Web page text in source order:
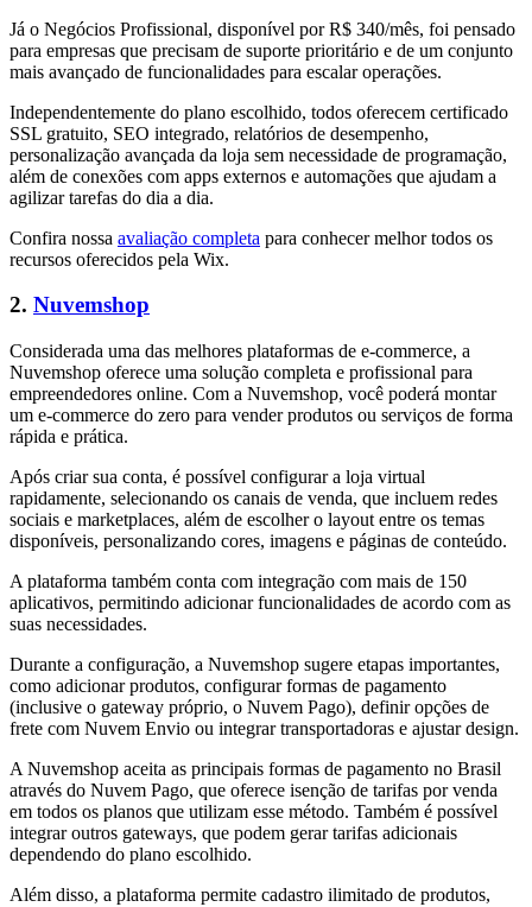
Já o Negócios Profissional, disponível por R$ 340/mês, foi pensado
para empresas que precisam de suporte prioritário e de um conjunto
mais avançado de funcionalidades para escalar operações.
Independentemente do plano escolhido, todos oferecem certificado
SSL gratuito, SEO integrado, relatórios de desempenho,
personalização avançada da loja sem necessidade de programação,
além de conexões com apps externos e automações que ajudam a
agilizar tarefas do dia a dia.
Confira nossa avaliação completa para conhecer melhor todos os
recursos oferecidos pela Wix.
2. Nuvemshop
Considerada uma das melhores plataformas de e-commerce, a
Nuvemshop oferece uma solução completa e profissional para
empreendedores online. Com a Nuvemshop, você poderá montar
um e-commerce do zero para vender produtos ou serviços de forma
rápida e prática.
Após criar sua conta, é possível configurar a loja virtual
rapidamente, selecionando os canais de venda, que incluem redes
sociais e marketplaces, além de escolher o layout entre os temas
disponíveis, personalizando cores, imagens e páginas de conteúdo.
A plataforma também conta com integração com mais de 150
aplicativos, permitindo adicionar funcionalidades de acordo com as
suas necessidades.
Durante a configuração, a Nuvemshop sugere etapas importantes,
como adicionar produtos, configurar formas de pagamento
(inclusive o gateway próprio, o Nuvem Pago), definir opções de
frete com Nuvem Envio ou integrar transportadoras e ajustar design.
A Nuvemshop aceita as principais formas de pagamento no Brasil
através do Nuvem Pago, que oferece isenção de tarifas por venda
em todos os planos que utilizam esse método. Também é possível
integrar outros gateways, que podem gerar tarifas adicionais
dependendo do plano escolhido.
Além disso, a plataforma permite cadastro ilimitado de produtos,